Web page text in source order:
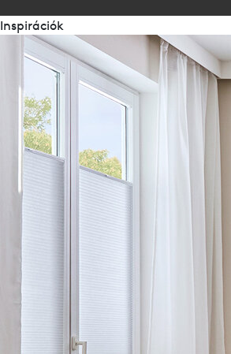
Inspirációk
brosúrák
Duette-Impressionen
Sonnenschutz nach Maß
Ezek a LEHA előnyei
5 év garancia
Egyedi méretre gyártás
Szakmai tanácsadás hozzáértő
Van még kérdése?
Ön építész, kivitelező vagy tervező,
projektje? Munkatársaink szívesen
bármilyen kérdésben.